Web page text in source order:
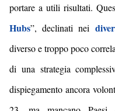
portare a utili risultati.
Hubs”, declinati nei
diverso e troppo poco
di una strategia compless
dispiegamento ancora